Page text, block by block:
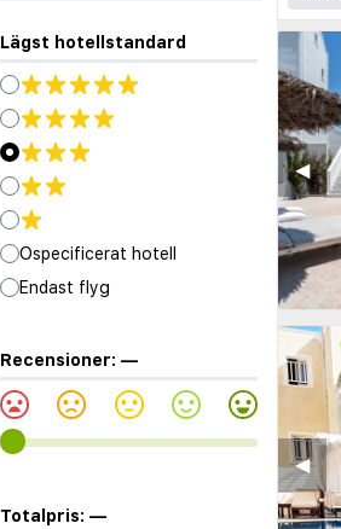
Lägst hotellstandard
Ospecificerat hotell
Endast flyg
Recensioner: —
Totalpris: —
◀︎
◀︎